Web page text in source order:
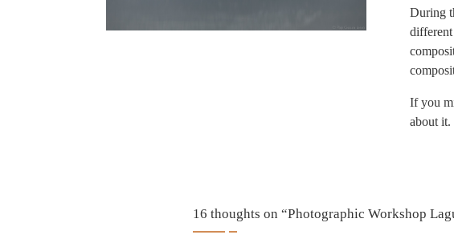
During
If you
about it.
16 thoughts on “Photographic Workshop